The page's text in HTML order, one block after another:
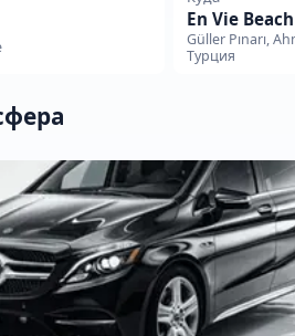
En Vie
Güller Pınarı,
Турция